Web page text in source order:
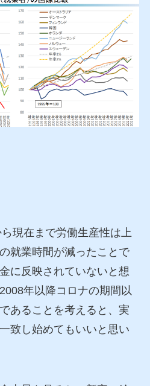
現在まで労働生産性は上
就業時間が減ったことで
に反映されていないと想
年以降コロナの期間以
あることを考えると、実
致し始めてもいいと思い